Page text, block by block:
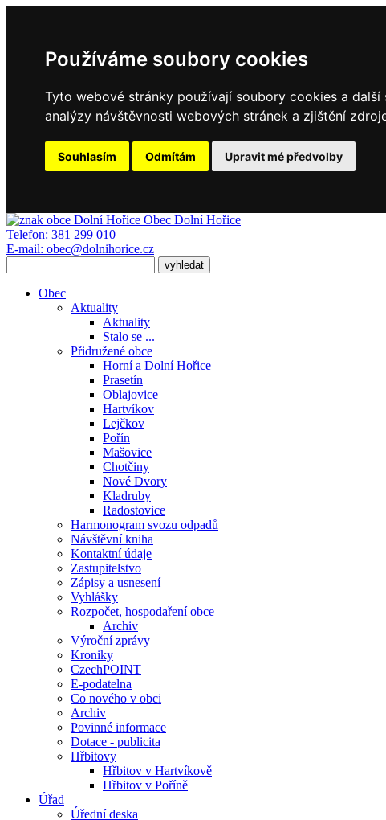
Používáme soubory cookies
Tyto webové stránky používají soubory cookies a
analýzy návštěvnosti webových stránek a zjištění
Souhlasím Odmítám Upravit mé předvolby
Obec Dolní Hořice
Telefon: 381 299 010
E-mail: obec@dolnihorice.cz
Obec
Aktuality
Aktuality
Stalo se ...
Přidružené obce
Horní a Dolní Hořice
Prasetín
Oblajovice
Hartvíkov
Lejčkov
Pořín
Mašovice
Chotčiny
Nové Dvory
Kladruby
Radostovice
Harmonogram svozu odpadů
Návštěvní kniha
Kontaktní údaje
Zastupitelstvo
Zápisy a usnesení
Vyhlášky
Rozpočet, hospodaření obce
Archiv
Výroční zprávy
Kroniky
CzechPOINT
E-podatelna
Co nového v obci
Archiv
Povinné informace
Dotace - publicita
Hřbitovy
Hřbitov v Hartvíkově
Hřbitov v Poříně
Úřad
Úřední deska